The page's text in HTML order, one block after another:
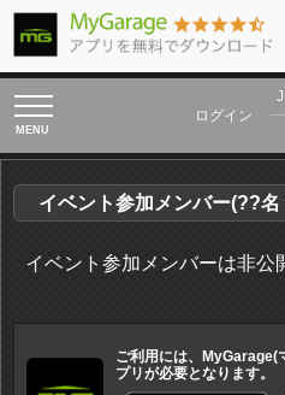
toggle
navigation
ログイン
イベント参加メンバー(??
イベント参加メンバーは非公
ご利用には、MyGarage(
プリが必要となります。